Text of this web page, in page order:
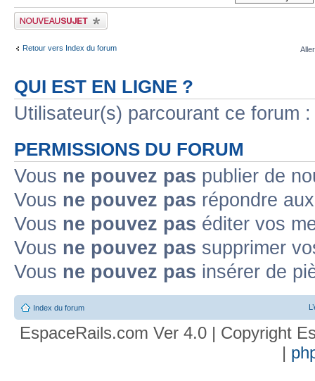
Publier un nouveau sujet
Retour vers Index du forum
QUI EST EN LIGNE ?
Utilisateur(s) parcourant ce forum
PERMISSIONS DU FORUM
Vous ne pouvez pas publier de
Vous ne pouvez pas répondre
Vous ne pouvez pas éditer vos
Vous ne pouvez pas supprimer
Vous ne pouvez pas insérer de
Index du forum
EspaceRails.com Ver 4.0 | Copyright
|